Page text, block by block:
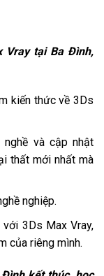
Vray tại Ba Đình,
kiến thức về 3Ds
nghề và cập nhật
thất mới nhất mà
nghiệp.
3Ds Max Vray,
của riêng mình.